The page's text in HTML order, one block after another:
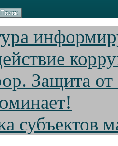
Поиск
Защита
субъектов